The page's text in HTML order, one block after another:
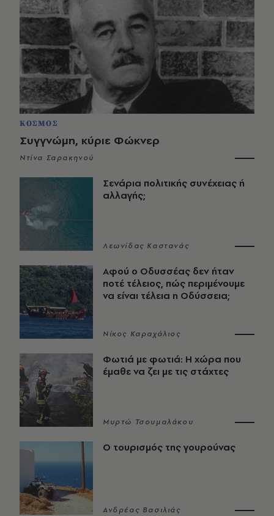
ΚΟΣΜΟΣ
Συγγνώμη, κύριε Φώκνερ
Ντίνα Σαρακηνού
Σενάρια πολιτικής συνέχειας ή
αλλαγής;
Λεωνίδας Καστανάς
Αφού ο Οδυσσέας δεν ήταν
ποτέ τέλειος, πώς περιμένουμε
να είναι τέλεια η Οδύσσεια;
Νίκος Καραχάλιος
Φωτιά με φωτιά: Η χώρα που
έμαθε να ζει με τις στάχτες
Μυρτώ Τσουμαλάκου
Ο τουρισμός της γουρούνας
Ανδρέας Βασιλιάς